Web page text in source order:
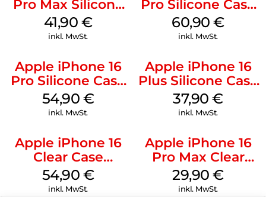
Pro Max Silicone
Case MagSafe
Ultramarine
41,90 €
inkl. MwSt.
Pro Silicone Case
MagSafe Stone
Gray
60,90€
inkl. MwSt.
Apple iPhone 16
Pro Silicone Case
MagSafe Black
54,90 €
inkl. MwSt.
Apple iPhone 16
Plus Silicone Case
MagSafe Lake
Green
37,90€
inkl. MwSt.
Apple iPhone 16
Clear Case
MagSafe
Transparent
54,90 €
inkl. MwSt.
Apple iPhone 16
Pro Max Clear
Case MagSafe
Transparent
29,90€
inkl. MwSt.